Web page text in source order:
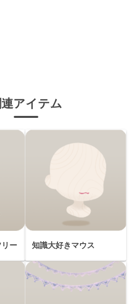
連アイテム
ー 知識大好きマウス